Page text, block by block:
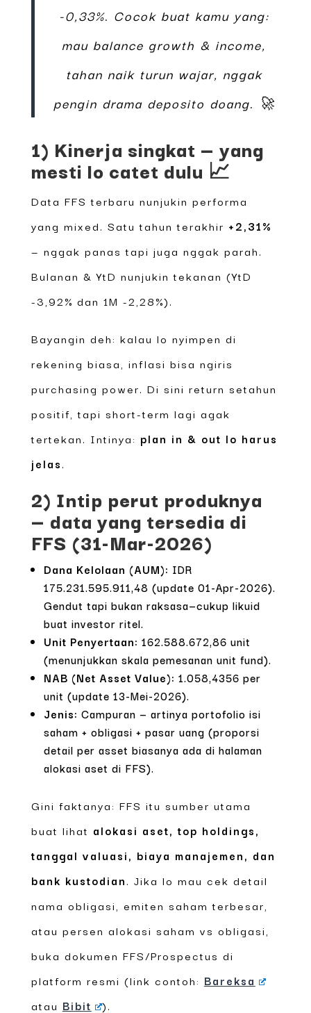
-0,33%. Cocok buat kamu yang:
mau balance growth & income,
tahan naik turun wajar, nggak
pengin drama deposito doang. 🚀
1) Kinerja singkat — yang
mesti lo catet dulu 📈
Data FFS terbaru nunjukin performa
yang mixed. Satu tahun terakhir +2,31%
— nggak panas tapi juga nggak parah.
Bulanan & YtD nunjukin tekanan (YtD
-3,92% dan 1M -2,28%).
Bayangin deh: kalau lo nyimpen di
rekening biasa, inflasi bisa ngiris
purchasing power. Di sini return setahun
positif, tapi short-term lagi agak
tertekan. Intinya: plan in & out lo harus
jelas.
2) Intip perut produknya
— data yang tersedia di
FFS (31-Mar-2026)
Dana Kelolaan (AUM): IDR
175.231.595.911,48 (update 01-Apr-2026).
Gendut tapi bukan raksasa—cukup likuid
buat investor ritel.
Unit Penyertaan: 162.588.672,86 unit
(menunjukkan skala pemesanan unit fund).
NAB (Net Asset Value): 1.058,4356 per
unit (update 13-Mei-2026).
Jenis: Campuran — artinya portofolio isi
saham + obligasi + pasar uang (proporsi
detail per asset biasanya ada di halaman
alokasi aset di FFS).
Gini faktanya: FFS itu sumber utama
buat lihat alokasi aset, top holdings,
tanggal valuasi, biaya manajemen, dan
bank kustodian. Jika lo mau cek detail
nama obligasi, emiten saham terbesar,
atau persen alokasi saham vs obligasi,
buka dokumen FFS/Prospectus di
platform resmi (link contoh: Bareksa
atau Bibit ).